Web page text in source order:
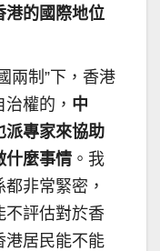
港的國際地位
兩制”下，香港
權的， 中
派專家來協助
什麼事情 。我
非常緊密，
不評估對於香
港居民能不能